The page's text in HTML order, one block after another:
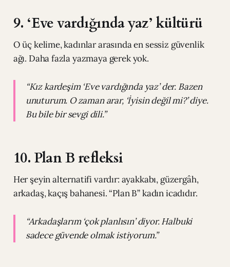
9. ‘Eve vardığında yaz’ kültürü
O üç kelime, kadınlar arasında en sessiz güvenlik
ağı. Daha fazla yazmaya gerek yok.
“Kız kardeşim ‘Eve vardığında yaz’ der. Bazen
unuturum. O zaman arar, ‘İyisin değil mi?’ diye.
Bu bile bir sevgi dili.”
10. Plan B refleksi
Her şeyin alternatifi vardır: ayakkabı, güzergâh,
arkadaş, kaçış bahanesi. “Plan B” kadın icadıdır.
“Arkadaşlarım ‘çok planlısın’ diyor. Halbuki
sadece güvende olmak istiyorum.”